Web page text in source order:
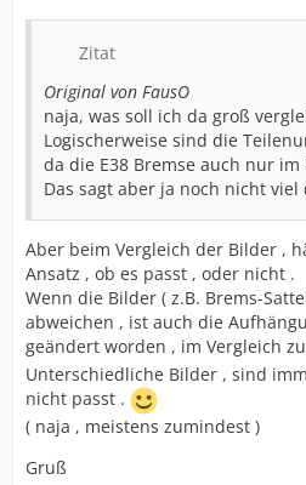
Zitat
Original von FausO
naja, was soll ich da groß
Logischerweise sind die
da die E38 Bremse auch nur
Das sagt aber ja noch nicht
Aber beim Vergleich der Bilder ,
Ansatz , ob es passt , oder nicht .
Wenn die Bilder ( z.B. Brems-
abweichen , ist auch die
geändert worden , im Vergleich
Unterschiedliche Bilder , sind
nicht passt .
( naja , meistens zumindest )
Gruß